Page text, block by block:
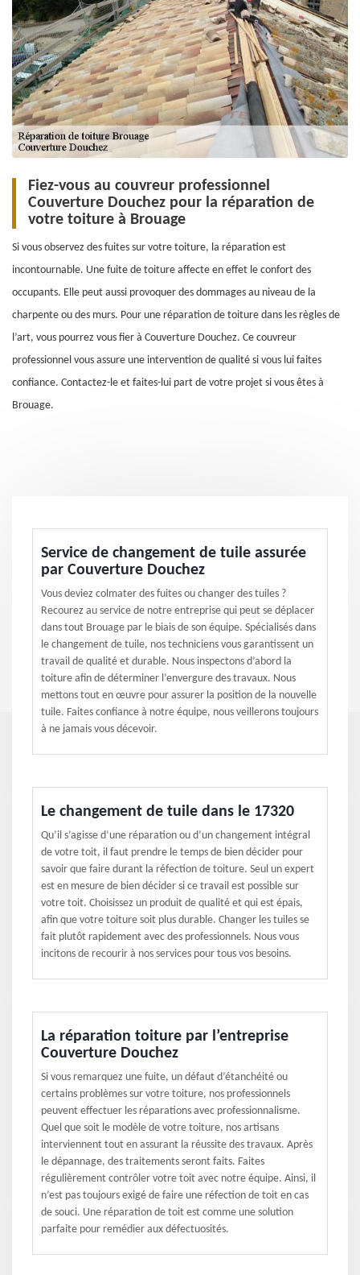
Fiez-vous au couvreur professionnel
Couverture Douchez pour la réparation de
votre toiture à Brouage
Si vous observez des fuites sur votre toiture, la réparation est
incontournable. Une fuite de toiture affecte en effet le confort des
occupants. Elle peut aussi provoquer des dommages au niveau de la
charpente ou des murs. Pour une réparation de toiture dans les règles de
l’art, vous pourrez vous fier à Couverture Douchez. Ce couvreur
professionnel vous assure une intervention de qualité si vous lui faites
confiance. Contactez-le et faites-lui part de votre projet si vous êtes à
Brouage.
Service de changement de tuile assurée
par Couverture Douchez
Vous deviez colmater des fuites ou changer des tuiles ?
Recourez au service de notre entreprise qui peut se déplacer
dans tout Brouage par le biais de son équipe. Spécialisés dans
le changement de tuile, nos techniciens vous garantissent un
travail de qualité et durable. Nous inspectons d’abord la
toiture afin de déterminer l’envergure des travaux. Nous
mettons tout en œuvre pour assurer la position de la nouvelle
tuile. Faites confiance à notre équipe, nous veillerons toujours
à ne jamais vous décevoir.
Le changement de tuile dans le 17320
Qu’il s’agisse d’une réparation ou d’un changement intégral
de votre toit, il faut prendre le temps de bien décider pour
savoir que faire durant la réfection de toiture. Seul un expert
est en mesure de bien décider si ce travail est possible sur
votre toit. Choisissez un produit de qualité et qui est épais,
afin que votre toiture soit plus durable. Changer les tuiles se
fait plutôt rapidement avec des professionnels. Nous vous
incitons de recourir à nos services pour tous vos besoins.
La réparation toiture par l’entreprise
Couverture Douchez
Si vous remarquez une fuite, un défaut d’étanchéité ou
certains problèmes sur votre toiture, nos professionnels
peuvent effectuer les réparations avec professionnalisme.
Quel que soit le modèle de votre toiture, nos artisans
interviennent tout en assurant la réussite des travaux. Après
le dépannage, des traitements seront faits. Faites
régulièrement contrôler votre toit avec notre équipe. Ainsi, il
n’est pas toujours exigé de faire une réfection de toit en cas
de souci. Une réparation de toit est comme une solution
parfaite pour remédier aux défectuosités.